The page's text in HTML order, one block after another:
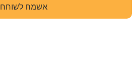
אשמח לשוחח